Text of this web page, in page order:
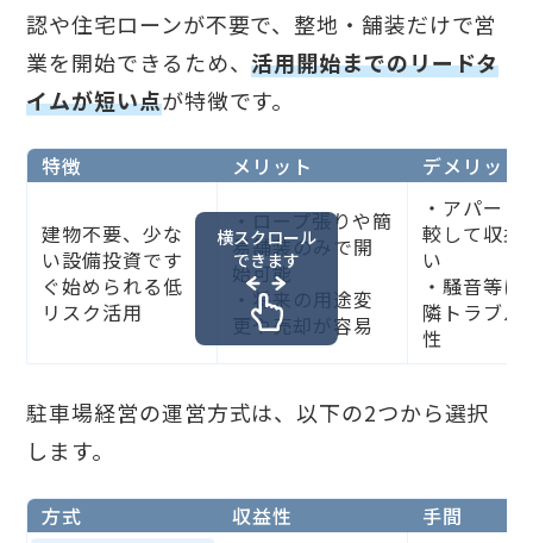
認や住宅ローンが不要で、整地・舗装だけで営
業を開始できるため、活用開始までのリードタ
イムが短い点が特徴です。
特徴 メリット デメリット
建物不要、少な
い設備投資です
ぐ始められる低
リスク活用
・ロープ張りや簡
易舗装のみで開
始可能
・将来の用途変
更や売却が容易
・アパート
較して収益
い
・騒音等に
隣トラブル
性
横スクロール
できます
駐車場経営の運営方式は、以下の2つから選択
します。
方式 収益性
手間